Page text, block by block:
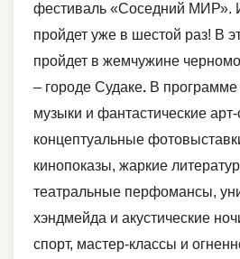
фестиваль «Соседний МИР».
пройдет уже в шестой раз! В
пройдет в жемчужине
– городе Судаке. В
музыки и фантастические
концептуальные
кинопоказы, жаркие
театральные перфомансы,
хэндмейда и акустические
спорт, мастер-классы и